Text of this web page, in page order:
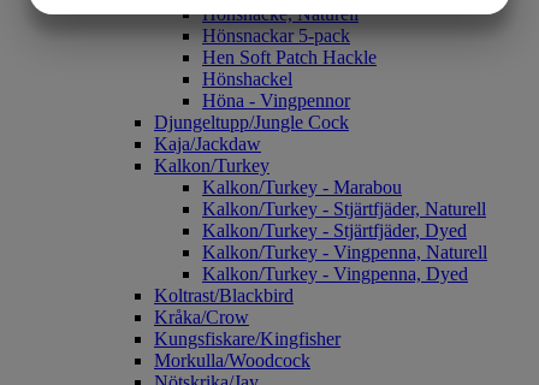
Hönsnacke, Naturell
Hönsnackar 5-pack
Hen Soft Patch Hackle
Hönshackel
Höna - Vingpennor
Djungeltupp/Jungle Cock
Kaja/Jackdaw
Kalkon/Turkey
Kalkon/Turkey - Marabou
Kalkon/Turkey - Stjärtfjäder, Naturell
Kalkon/Turkey - Stjärtfjäder, Dyed
Kalkon/Turkey - Vingpenna, Naturell
Kalkon/Turkey - Vingpenna, Dyed
Koltrast/Blackbird
Kråka/Crow
Kungsfiskare/Kingfisher
Morkulla/Woodcock
MARKETING STATISTIK